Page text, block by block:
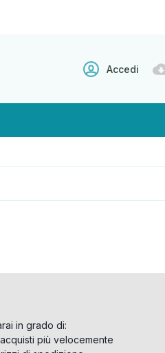
Accedi
in grado di:
più velocemente